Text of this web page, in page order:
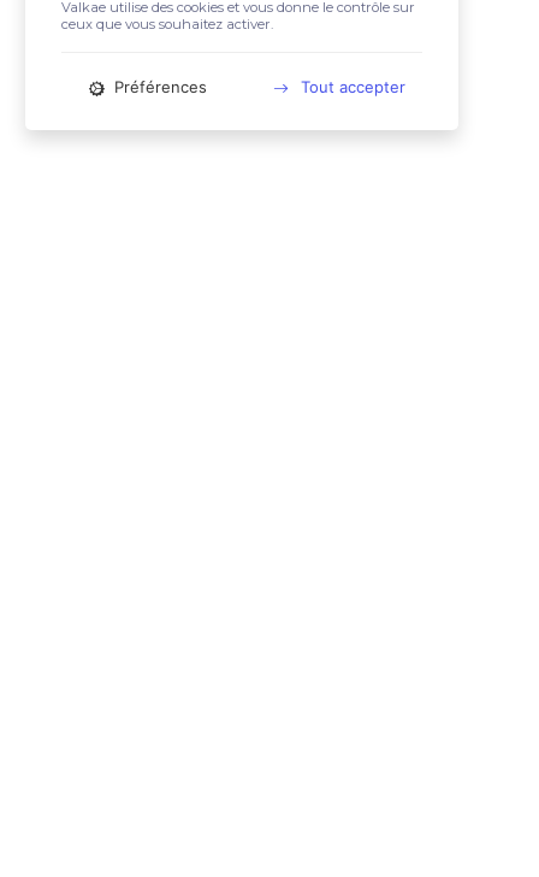
Valkae utilise des cookies et vous donne le contrôle sur
ceux que vous souhaitez activer.
Préférences Tout accepter